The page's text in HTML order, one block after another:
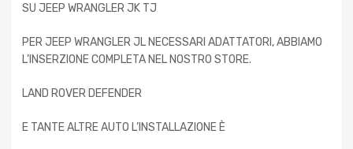
SU JEEP WRANGLER JK TJ
PER JEEP WRANGLER JL NECESSARI ADATTATORI, ABBIAMO
L’INSERZIONE COMPLETA NEL NOSTRO STORE.
LAND ROVER DEFENDER
E TANTE ALTRE AUTO L’INSTALLAZIONE È